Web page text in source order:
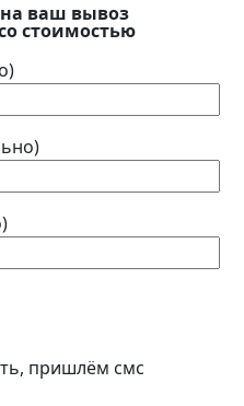
ваш вывоз
стоимостью
пришлём смс